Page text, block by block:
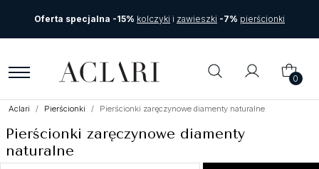
Oferta specjalna -15% kolczyki i zawieszki -7% pierścionki
0
Aclari Pierścionki Pierścionki zaręczynowe diamenty naturalne
Pierścionki zaręczynowe diamenty
naturalne